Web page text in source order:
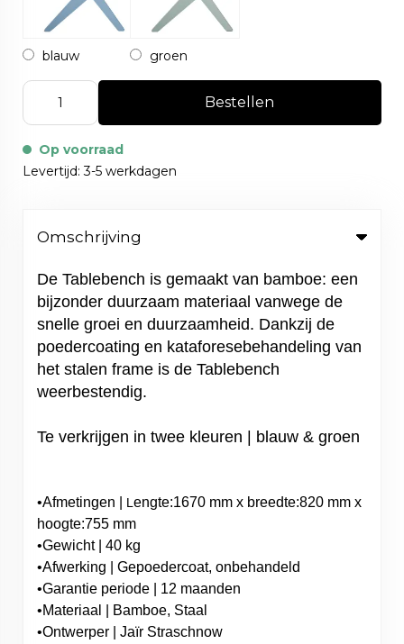
blauw groen
Bestellen
Op voorraad
Levertijd: 3-5 werkdagen
Omschrijving
De Tablebench is gemaakt van bamboe: een
bijzonder duurzaam materiaal vanwege de
snelle groei en duurzaamheid. Dankzij de
poedercoating en kataforesebehandeling van
het stalen frame is de Tablebench
weerbestendig.
Te verkrijgen in twee kleuren | blauw & groen
•Afmetingen | L engte:1670 mm x breedte:820 mm x
hoogte:755 mm
•Gewicht | 40 kg
•Afwerking | Gepoedercoat, onbehandeld
•Garantie periode | 12 maanden
•Materiaal | Bamboe, Staal
•Ontwerper | Jaïr Straschnow